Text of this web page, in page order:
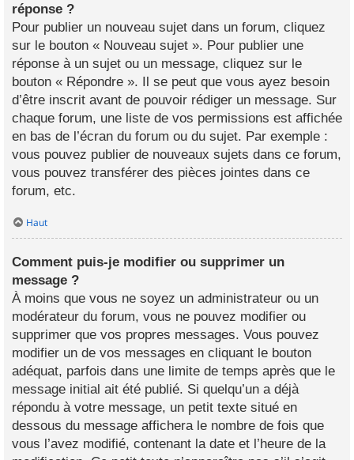
réponse ?
Pour publier un nouveau sujet dans un forum, cliquez
sur le bouton « Nouveau sujet ». Pour publier une
réponse à un sujet ou un message, cliquez sur le
bouton « Répondre ». Il se peut que vous ayez besoin
d’être inscrit avant de pouvoir rédiger un message. Sur
chaque forum, une liste de vos permissions est affichée
en bas de l’écran du forum ou du sujet. Par exemple :
vous pouvez publier de nouveaux sujets dans ce forum,
vous pouvez transférer des pièces jointes dans ce
forum, etc.
Haut
Comment puis-je modifier ou supprimer un
message ?
À moins que vous ne soyez un administrateur ou un
modérateur du forum, vous ne pouvez modifier ou
supprimer que vos propres messages. Vous pouvez
modifier un de vos messages en cliquant le bouton
adéquat, parfois dans une limite de temps après que le
message initial ait été publié. Si quelqu’un a déjà
répondu à votre message, un petit texte situé en
dessous du message affichera le nombre de fois que
vous l’avez modifié, contenant la date et l’heure de la